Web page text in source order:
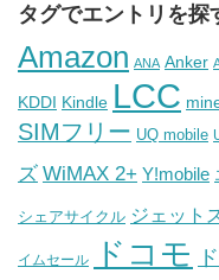
タグでエントリを探
Amazon ANA Anker
KDDI Kindle LCC
SIMフリー UQ mobile
ズ WiMAX 2+ Y!mobile
シェアサイクル ジェット
イムセール ドコモ